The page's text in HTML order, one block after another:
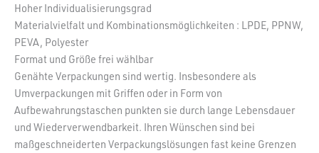
Hoher Individualisierungsgrad
Materialvielfalt und Kombinationsmöglichkeiten : LPDE, PPNW,
PEVA, Polyester
Format und Größe frei wählbar
Genähte Verpackungen sind wertig. Insbesondere als
Umverpackungen mit Griffen oder in Form von
Aufbewahrungstaschen punkten sie durch lange Lebensdauer
und Wiederverwendbarkeit. Ihren Wünschen sind bei
maßgeschneiderten Verpackungslösungen fast keine Grenzen